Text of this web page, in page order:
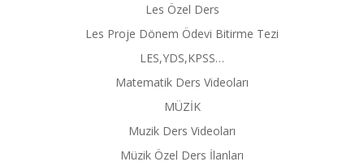
Les Özel Ders
Les Proje Dönem Ödevi Bitirme Tezi
LES,YDS,KPSS…
Matematik Ders Videoları
MÜZİK
Muzik Ders Videoları
Müzik Özel Ders İlanları